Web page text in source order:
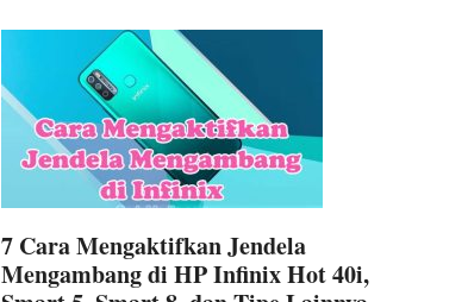
7 Cara Mengaktifkan Jendela
Mengambang di HP Infinix Hot 40i,